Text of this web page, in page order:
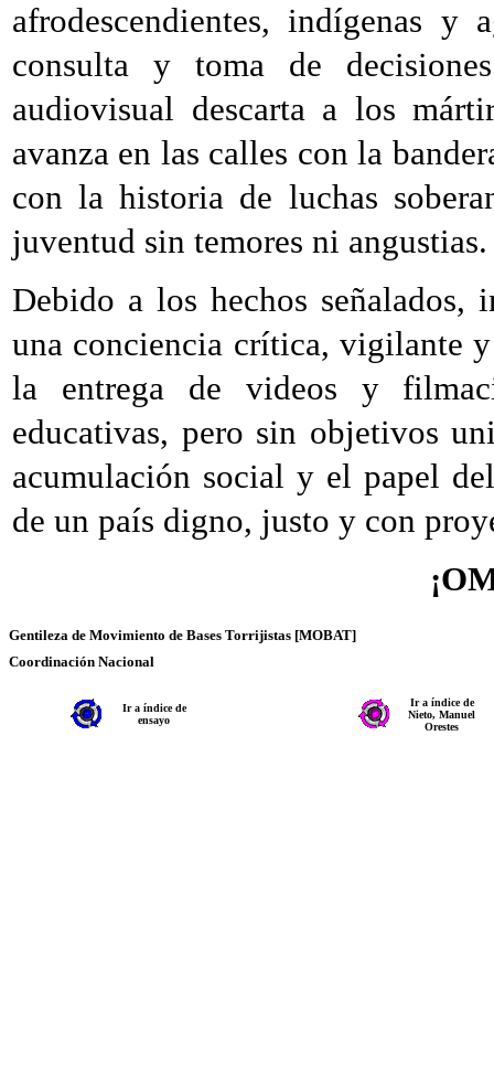
afrodescendientes, indígenas
consulta y toma de
audiovisual descarta a los
avanza en las calles con la
con la historia de luchas
juventud sin temores ni angustias.
Debido a los hechos señalados,
una conciencia crítica, vigilante
la entrega de videos y
educativas, pero sin objetivos
acumulación social y el papel
de un país digno, justo y con
Gentileza de Movimiento de Bases Torrijistas [MOBAT]
Coordinación Nacional
Ir a índice de
ensayo
Ir a índice de
Nieto, Manuel
Orestes